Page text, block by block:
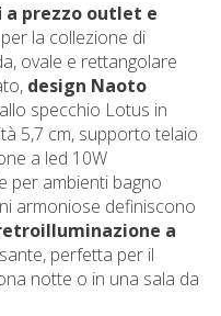
a prezzo outlet e
per la collezione di
ovale e rettangolare
design Naoto
specchio Lotus in
5,7 cm, supporto telaio
a led 10W
per ambienti bagno
armoniose definiscono
a
perfetta per il
notte o in una sala da